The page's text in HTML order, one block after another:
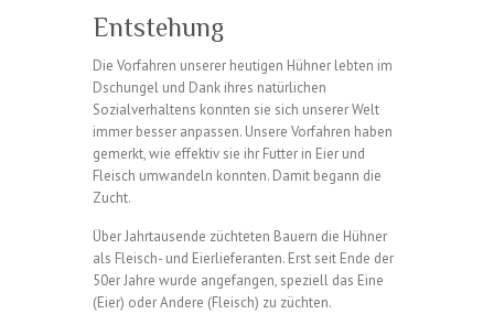
Entstehung
Die Vorfahren unserer heutigen Hühner lebten im
Dschungel und Dank ihres natürlichen
Sozialverhaltens konnten sie sich unserer Welt
immer besser anpassen. Unsere Vorfahren haben
gemerkt, wie effektiv sie ihr Futter in Eier und
Fleisch umwandeln konnten. Damit begann die
Zucht.
Über Jahrtausende züchteten Bauern die Hühner
als Fleisch- und Eierlieferanten. Erst seit Ende der
50er Jahre wurde angefangen, speziell das Eine
(Eier) oder Andere (Fleisch) zu züchten.